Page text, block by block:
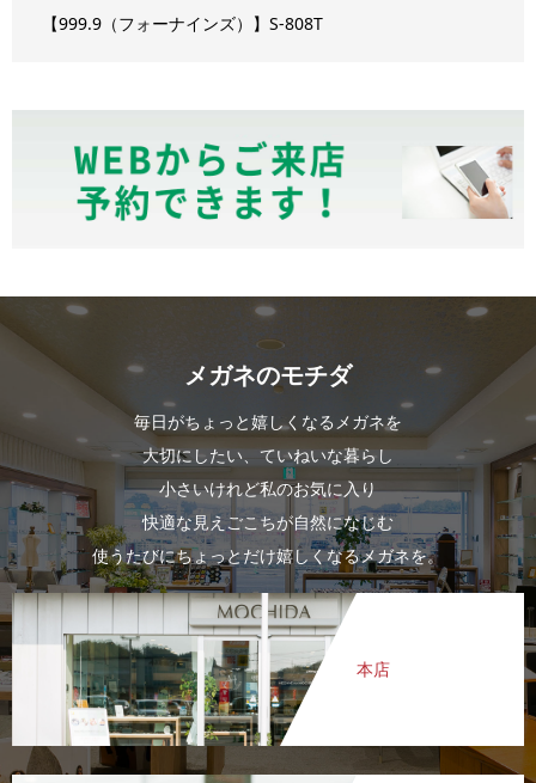
【999.9（フォーナインズ）】S-808T
メガネのモチダ
毎日がちょっと嬉しくなるメガネを
大切にしたい、ていねいな暮らし
小さいけれど私のお気に入り
快適な見えごこちが自然になじむ
使うたびにちょっとだけ嬉しくなるメガネを。
本店